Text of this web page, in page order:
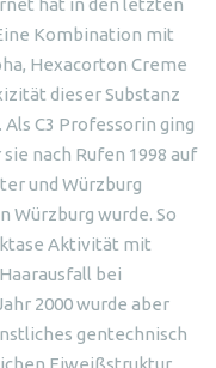
hat in den letzten
Kombination mit
Hexacorton Creme
dieser Substanz
C3 Professorin ging
nach Rufen 1998 auf
und Würzburg
Würzburg wurde. So
Aktivität mit
bei
2000 wurde aber
gentechnisch
Eiweißstruktur